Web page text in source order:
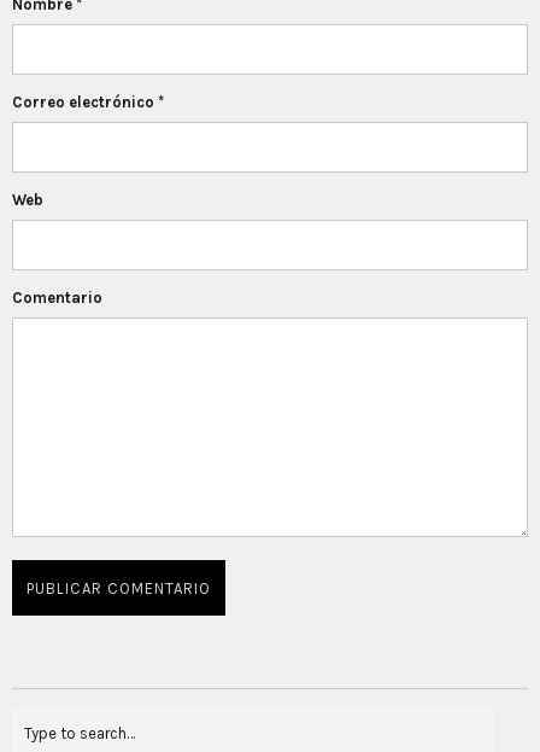
Nombre *
Correo electrónico *
Web
Comentario